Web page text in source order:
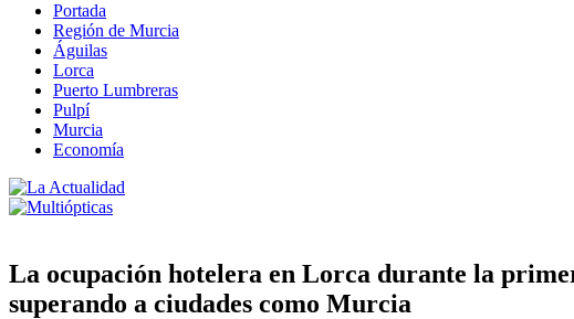
Portada
Región de Murcia
Águilas
Lorca
Puerto Lumbreras
Pulpí
Murcia
Economía
La ocupación hotelera en Lorca durante la
superando a ciudades como Murcia